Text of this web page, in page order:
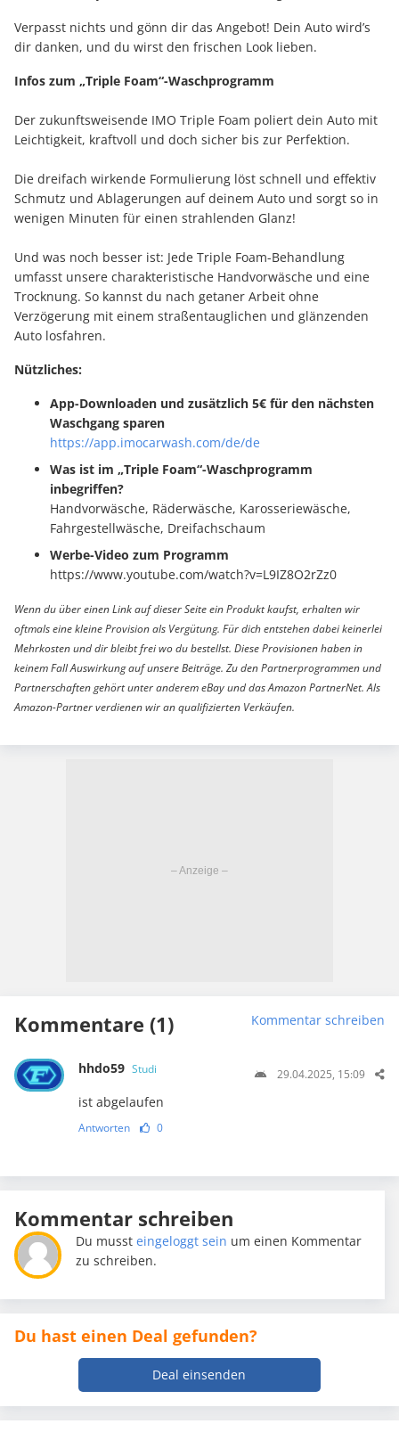
Verpasst nichts und gönn dir das Angebot! Dein Auto wird’s
dir danken, und du wirst den frischen Look lieben.
Infos zum „Triple Foam“-Waschprogramm
Der zukunftsweisende IMO Triple Foam poliert dein Auto mit
Leichtigkeit, kraftvoll und doch sicher bis zur Perfektion.
Die dreifach wirkende Formulierung löst schnell und effektiv
Schmutz und Ablagerungen auf deinem Auto und sorgt so in
wenigen Minuten für einen strahlenden Glanz!
Und was noch besser ist: Jede Triple Foam-Behandlung
umfasst unsere charakteristische Handvorwäsche und eine
Trocknung. So kannst du nach getaner Arbeit ohne
Verzögerung mit einem straßentauglichen und glänzenden
Auto losfahren.
Nützliches:
App-Downloaden und zusätzlich 5€ für den nächsten
Waschgang sparen
https://app.imocarwash.com/de/de
Was ist im „Triple Foam“-Waschprogramm
inbegriffen?
Handvorwäsche, Räderwäsche, Karosseriewäsche,
Fahrgestellwäsche, Dreifachschaum
Werbe-Video zum Programm
https://www.youtube.com/watch?v=L9IZ8O2rZz0
Wenn du über einen Link auf dieser Seite ein Produkt kaufst, erhalten wir
oftmals eine kleine Provision als Vergütung. Für dich entstehen dabei keinerlei
Mehrkosten und dir bleibt frei wo du bestellst. Diese Provisionen haben in
keinem Fall Auswirkung auf unsere Beiträge. Zu den Partnerprogrammen und
Partnerschaften gehört unter anderem eBay und das Amazon PartnerNet. Als
Amazon-Partner verdienen wir an qualifizierten Verkäufen.
Kommentare (1) Kommentar schreiben
hhdo59 Studi 29.04.2025, 15:09
ist abgelaufen
Antworten 0
Kommentar schreiben
Du mussteingeloggt sein um einen Kommentar
zu schreiben.
Du hast einen Deal gefunden?
Deal einsenden